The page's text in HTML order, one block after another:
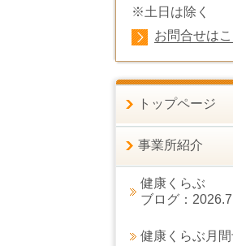
※土日は除く
お問合せは
トップページ
事業所紹介
健康くらぶ
ブログ：
健康くらぶ月